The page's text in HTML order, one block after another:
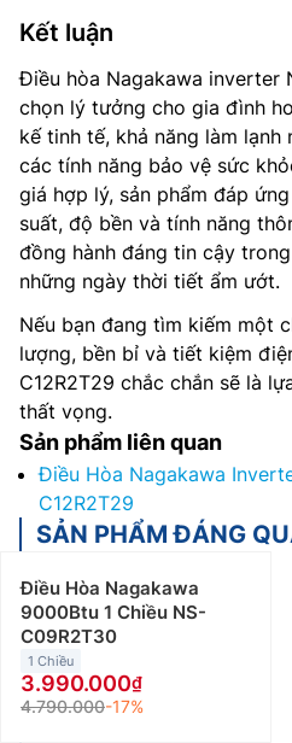
Kết luận
Điều hòa Nagakawa inverter
chọn lý tưởng cho gia đình
kế tinh tế, khả năng làm lạnh
các tính năng bảo vệ sức
giá hợp lý, sản phẩm đáp
suất, độ bền và tính năng
đồng hành đáng tin cậy
những ngày thời tiết ẩm ướt.
Nếu bạn đang tìm kiếm một
lượng, bền bỉ và tiết kiệm
C12R2T29 chắc chắn sẽ là
thất vọng.
Sản phẩm liên quan
Điều Hòa Nagakawa
C12R2T29
SẢN PHẨM ĐÁNG
Điều Hòa Nagakawa
9000Btu 1 Chiều NS-
C09R2T30
1 Chiều
3.990.000
4.790.000-17%